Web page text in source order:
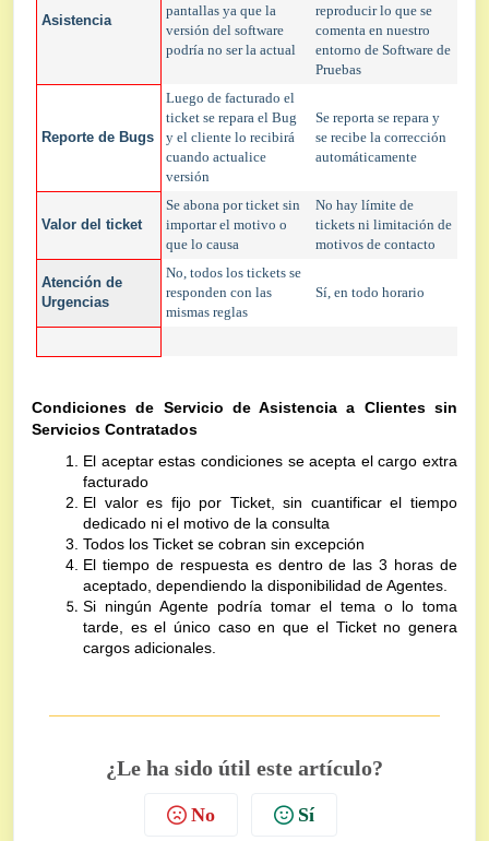
Asistencia
pantallas ya que la
versión del software
podría no ser la actual
reproducir lo que se
comenta en nuestro
entorno de Software de
Pruebas
Reporte de Bugs
Luego de facturado el
ticket se repara el Bug
y el cliente lo recibirá
cuando actualice
versión
Se reporta se repara y
se recibe la corrección
automáticamente
Valor del ticket
Se abona por ticket sin
importar el motivo o
que lo causa
No hay límite de
tickets ni limitación de
motivos de contacto
Atención de
Urgencias
No, todos los tickets se
responden con las
mismas reglas
Sí, en todo horario
Condiciones de Servicio de Asistencia a Clientes sin
Servicios Contratados
El aceptar estas condiciones se acepta el cargo extra
facturado
El valor es fijo por Ticket, sin cuantificar el tiempo
dedicado ni el motivo de la consulta
Todos los Ticket se cobran sin excepción
El tiempo de respuesta es dentro de las 3 horas de
aceptado, dependiendo la disponibilidad de Agentes.
Si ningún Agente podría tomar el tema o lo toma
tarde, es el único caso en que el Ticket no genera
cargos adicionales.
¿Le ha sido útil este artículo?
No Sí